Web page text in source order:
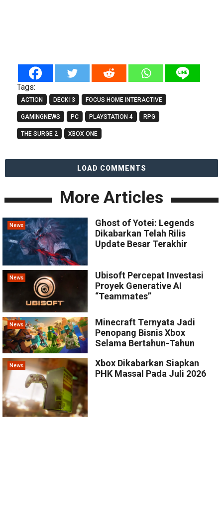
Tags:
ACTION DECK13 FOCUS HOME INTERACTIVE
GAMINGNEWS PC PLAYSTATION 4 RPG
THE SURGE 2 XBOX ONE
LOAD COMMENTS
More Articles
News
Ghost of Yotei: Legends
Dikabarkan Telah Rilis
Update Besar Terakhir
News
Ubisoft Percepat Investasi
Proyek Generative AI
“Teammates”
News
Minecraft Ternyata Jadi
Penopang Bisnis Xbox
Selama Bertahun-Tahun
News
Xbox Dikabarkan Siapkan
PHK Massal Pada Juli 2026